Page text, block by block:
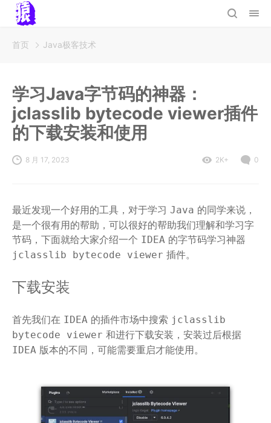
首页 Java极客技术
学习Java字节码的神器：
jclasslib bytecode viewer插件
的下载安装和使用
8 月 17, 2023 2K+ 0
最近发现一个好用的工具，对于学习 Java 的同学来说，
是一个很有用的帮助，可以很好的帮助我们理解和学习字
节码，下面就给大家介绍一个 IDEA 的字节码学习神器
jclasslib bytecode viewer 插件。
下载安装
首先我们在 IDEA 的插件市场中搜索 jclasslib
bytecode viewer 和进行下载安装，安装过后根据
IDEA 版本的不同，可能需要重启才能使用。